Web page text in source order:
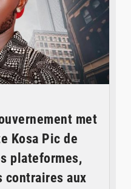
met
Kosa Pic de
plateformes,
contraires aux